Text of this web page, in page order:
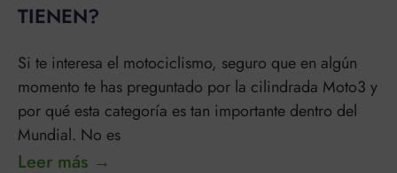
TIENEN?
Si te interesa el motociclismo, seguro que en algún
momento te has preguntado por la cilindrada Moto3 y
por qué esta categoría es tan importante dentro del
Mundial. No es
Leer más →